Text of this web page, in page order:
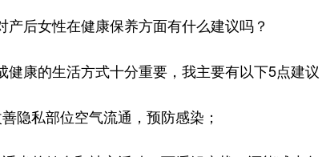
后女性在健康保养方面有什么建议吗？
康的生活方式十分重要，我主要有以下5点建议
私部位空气流通，预防感染；